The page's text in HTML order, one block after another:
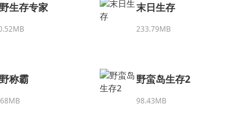
生存专家 末日生存
233.79MB
称霸 野蛮岛生存2
98.43MB